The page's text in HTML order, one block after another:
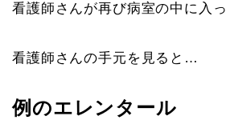
看護師さんが再び病室の中に入っ
看護師さんの手元を見ると…
例のエレンタール